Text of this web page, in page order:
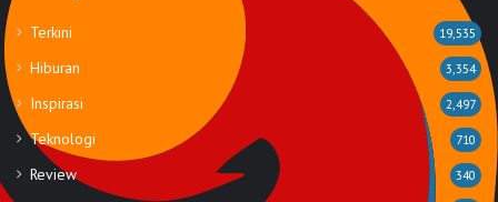
Terkini 19,535
Hiburan 3,354
Inspirasi 2,497
Teknologi 710
Review 340